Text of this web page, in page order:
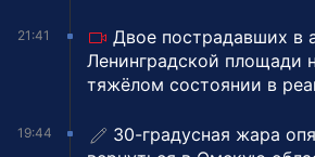
21:41
Двое пострадавших в
Ленинградской площади
тяжёлом состоянии в
19:44
30-градусная жара